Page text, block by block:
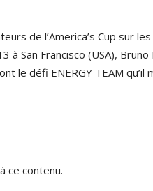
de l’America’s Cup sur
à San Francisco (USA),
le défi ENERGY TEAM qu’il
ce contenu.